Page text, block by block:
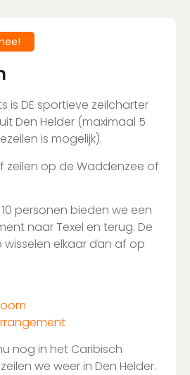
is DE sportieve zeilcharter
Den Helder (maximaal 5
is mogelijk).
zeilen op de Waddenzee of
personen bieden we een
naar Texel en terug. De
elkaar dan af op
nog in het Caribisch
we weer in Den Helder.